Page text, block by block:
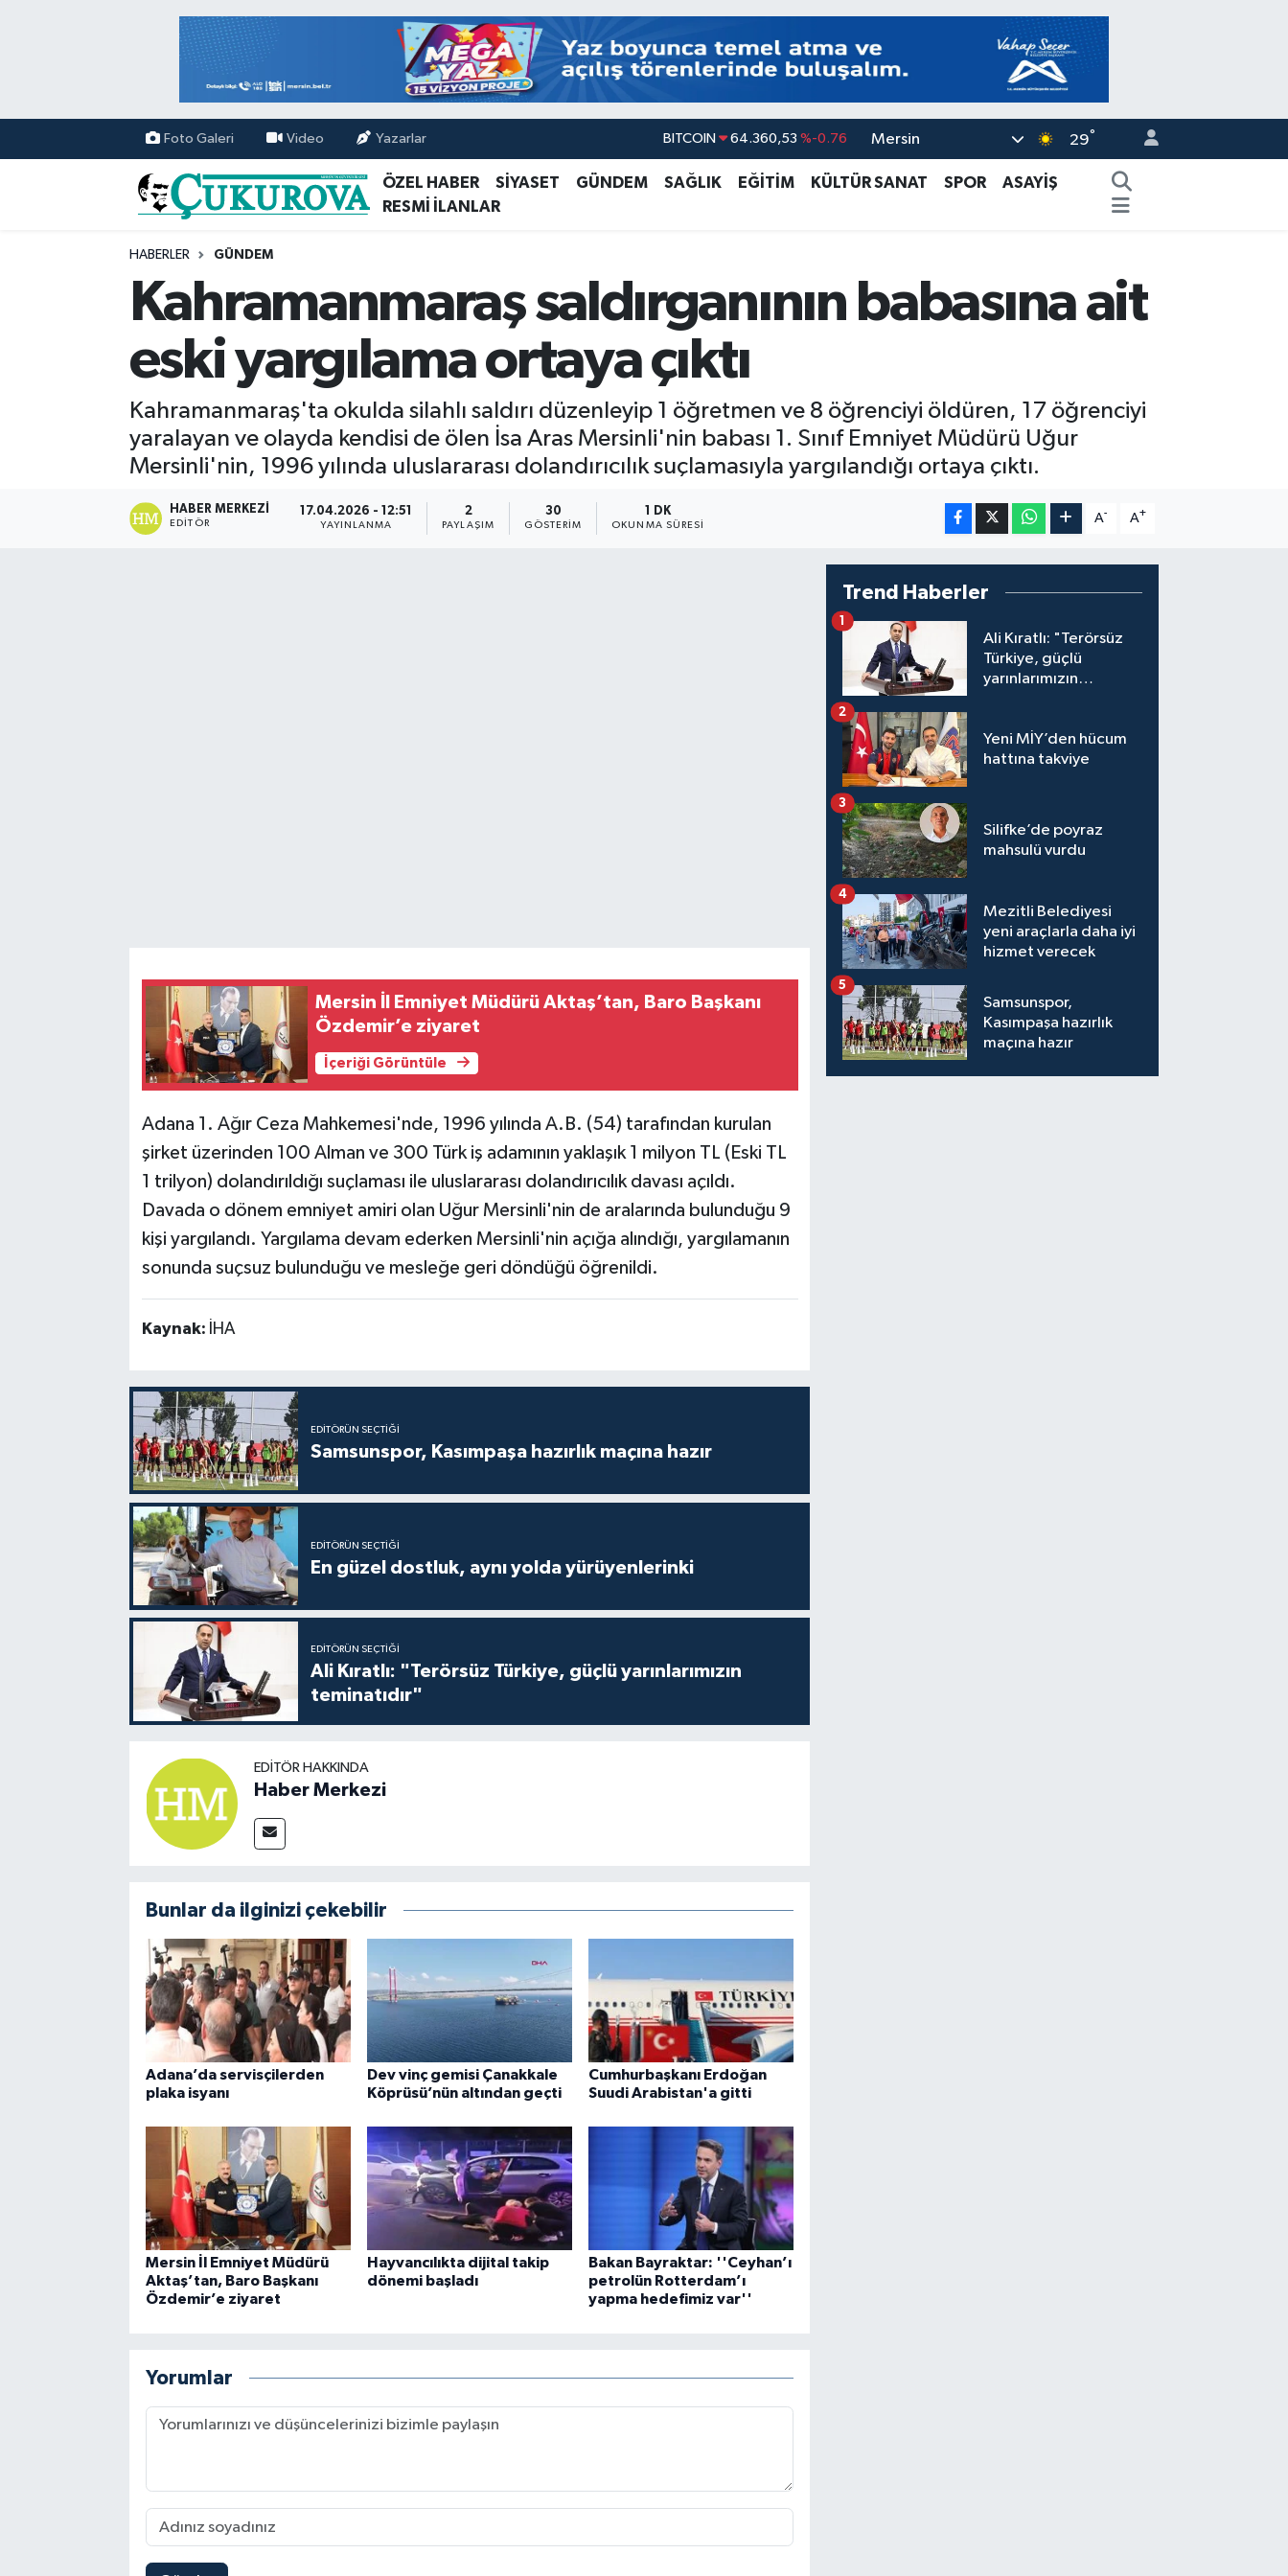
Foto Galeri Video Yazarlar DOLAR 47,7069 %0.17
EURO 55,0265 %0.01
BITCOIN
Mersin 29°
ÖZEL HABER SİYASET GÜNDEM SAĞLIK EĞİTİM KÜLTÜR SANAT SPOR
ASAYİŞ
RESMİ İLANLAR
HABERLER GÜNDEM
Kahramanmaraş saldırganının babasına ait
eski yargılama ortaya çıktı
Kahramanmaraş'ta okulda silahlı saldırı düzenleyip 1 öğretmen ve 8 öğrenciyi öldüren, 17 öğrenciyi
yaralayan ve olayda kendisi de ölen İsa Aras Mersinli'nin babası 1. Sınıf Emniyet Müdürü Uğur
Mersinli'nin, 1996 yılında uluslararası dolandırıcılık suçlamasıyla yargılandığı ortaya çıktı.
HABER MERKEZI
EDITÖR
17.04.2026 - 12:51
YAYINLANMA
2
PAYLAŞIM
30
GÖSTERIM
1 DK
OKUNMA SÜRESI
A- A+
Mersin İl Emniyet Müdürü Aktaş’tan, Baro Başkanı
Özdemir’e ziyaret
İçeriği Görüntüle
Adana 1. Ağır Ceza Mahkemesi'nde, 1996 yılında A.B. (54) tarafından kurulan
şirket üzerinden 100 Alman ve 300 Türk iş adamının yaklaşık 1 milyon TL (Eski TL
1 trilyon) dolandırıldığı suçlaması ile uluslararası dolandırıcılık davası açıldı.
Davada o dönem emniyet amiri olan Uğur Mersinli'nin de aralarında bulunduğu 9
kişi yargılandı. Yargılama devam ederken Mersinli'nin açığa alındığı, yargılamanın
sonunda suçsuz bulunduğu ve mesleğe geri döndüğü öğrenildi.
Kaynak: İHA
EDITÖRÜN SEÇTIĞI
Samsunspor, Kasımpaşa hazırlık maçına hazır
EDITÖRÜN SEÇTIĞI
En güzel dostluk, aynı yolda yürüyenlerinki
EDITÖRÜN SEÇTIĞI
Ali Kıratlı: "Terörsüz Türkiye, güçlü yarınlarımızın
teminatıdır"
EDITÖR HAKKINDA
Haber Merkezi
Bunlar da ilginizi çekebilir
Adana’da servisçilerden
plaka isyanı
Dev vinç gemisi Çanakkale
Köprüsü’nün altından geçti
Cumhurbaşkanı Erdoğan
Suudi Arabistan'a gitti
Mersin İl Emniyet Müdürü
Aktaş’tan, Baro Başkanı
Özdemir’e ziyaret
Hayvancılıkta dijital takip
dönemi başladı
Bakan Bayraktar: ''Ceyhan’ı
petrolün Rotterdam’ı
yapma hedefimiz var''
Yorumlar
Trend Haberler
Ali Kıratlı: "Terörsüz
Türkiye, güçlü
yarınlarımızın
1
Yeni MİY’den hücum
hattına takviye
2
Silifke’de poyraz
mahsulü vurdu
3
Mezitli Belediyesi
yeni araçlarla daha iyi
hizmet verecek
4
Samsunspor,
Kasımpaşa hazırlık
maçına hazır
5
Mersin Nöbetçi Eczaneler
Mersin Hava Durumu
Mersin Namaz Vakitleri
Mersin Trafik Yoğunluk Haritası
Tüm Manşetler
Son Dakika Haberleri
Haber Arşivi